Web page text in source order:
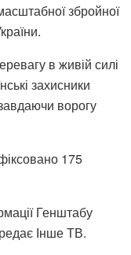
збройної
в живій силі
захисники
ворогу
175
Генштабу
Інше ТВ.